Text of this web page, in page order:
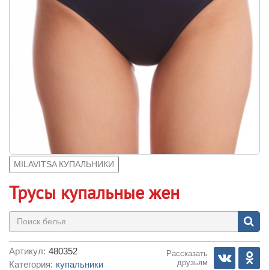
MILAVITSA КУПАЛЬНИКИ
Трусы купальные жен
Артикул: 480352
Категория: купальники
Рассказать
друзьям